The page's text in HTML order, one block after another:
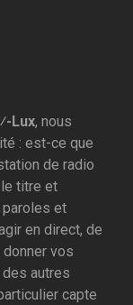
Lux, nous
: est-ce que
de radio
titre et
paroles et
en direct, de
vos
autres
capte